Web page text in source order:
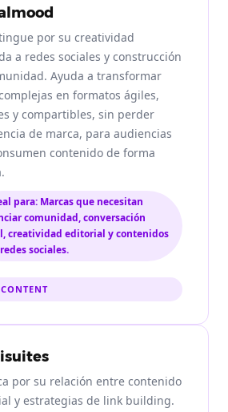
por su creatividad
a redes sociales y construcción
Ayuda a transformar
en formatos ágiles,
y compartibles, sin perder
de marca, para audiencias
contenido de forma
para: Marcas que necesitan
comunidad, conversación
creatividad editorial y contenidos
sociales.
por su relación entre contenido
y estrategias de link building.